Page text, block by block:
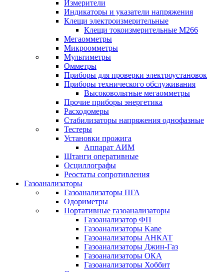
Измерители
Индикаторы и указатели напряжения
Клещи электроизмерительные
Клещи токоизмерительные М266
Мегаомметры
Микроомметры
Мультиметры
Омметры
Приборы для проверки электроустановок
Приборы технического обслуживания
Высоковольтные мегаомметры
Прочие приборы энергетика
Расходомеры
Стабилизаторы напряжения однофазные
Тестеры
Установки прожига
Аппарат АИМ
Штанги оперативные
Осциллографы
Реостаты сопротивления
Газоанализаторы
Газоанализаторы ПГА
Одориметры
Портативные газоанализаторы
Газоанализатор ФП
Газоанализаторы Kane
Газоанализаторы АНКАТ
Газоанализаторы Джин-Газ
Газоанализаторы ОКА
Газоанализаторы Хоббит